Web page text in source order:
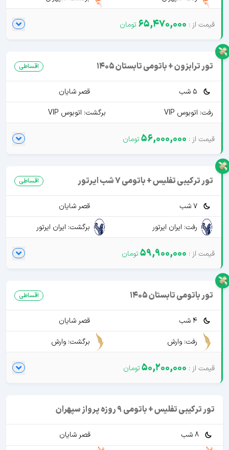
65,470,000
تور ترابزون + باتومی تابستان 1405 اقساطی
5 شب
قصر شایان
رفت: اتوبوس VIP
برگشت: اتوبوس VIP
56,000,000
تور ترکیبی تفلیس + باتومی 7 شب ایرتور اقساطی
7 شب
قصر شایان
رفت: ایران ایرتور
برگشت: ایران ایرتور
59,900,000
تور باتومی تابستان 1405 اقساطی
4 شب
قصر شایان
رفت: وارش
برگشت: وارش
50,200,000
تور ترکیبی تفلیس + باتومی 9 روزه پرواز سپهران
8 شب قصر شایان